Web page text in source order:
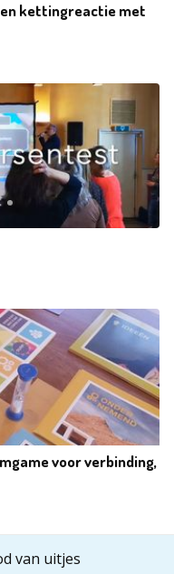
kettingreactie met
voor verbinding,
van uitjes